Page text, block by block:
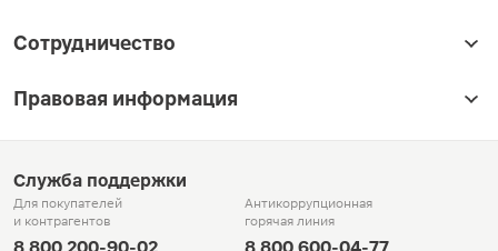
Сотрудничество
Правовая информация
Служба поддержки
Для покупателей
и контрагентов
8 800 200-90-02
Антикоррупционная
горячая линия
8 800 600-04-77